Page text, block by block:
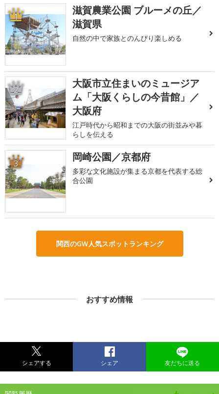
1
滋賀農業公園 ブルーメの丘／
滋賀県
自然の中で家族とのんびり楽しめる
2
大阪市立住まいのミュージア
ム「大阪くらしの今昔館」／
大阪府
江戸時代から昭和までの大阪の街並みや暮
らしを伝える
3 岡崎公園／京都府
多彩な文化施設が集まる京都を代表する総
合公園
関西のGW人気スポットランキング
おすすめ情報
シェアする シェア 友だちに送る